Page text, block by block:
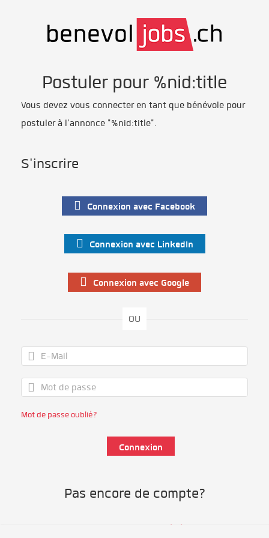
Postuler pour %nid:title
Vous devez vous connecter en tant que bénévole pour
postuler à l'annonce "%nid:title".
S'inscrire
Connexion avec Facebook
Connexion avec LinkedIn
Connexion avec Google
OU
Mot de passe oublié?
Pas encore de compte?